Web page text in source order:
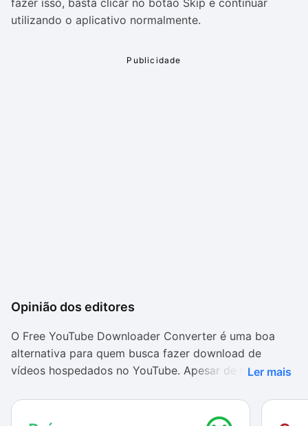
fazer isso, basta clicar no botão Skip e continuar
utilizando o aplicativo normalmente.
Opinião dos editores
O Free YouTube Downloader Converter é uma boa
alternativa para quem busca fazer download de
vídeos hospedados no YouTube. Apesar de não estar
para quem não domina o inglês. Além disso, o
processo de download e conversão é bem rápido
Ler mais